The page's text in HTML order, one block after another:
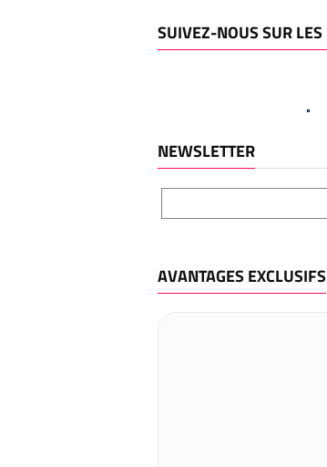
SUIVEZ-NOUS SUR LES
NEWSLETTER
AVANTAGES EXCLUSIFS